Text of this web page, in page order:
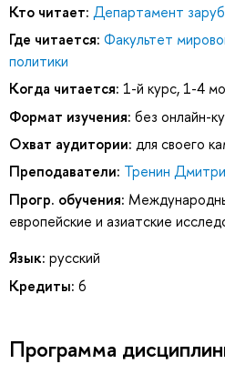
Кто читает: Департамент
Где читается: Факультет
политики
Когда читается: 1-й курс, 1-4
Формат изучения: без онлайн-
Охват аудитории: для своего
Преподаватели: Тренин
Прогр. обучения:
европейские и азиатские
Язык: русский
Кредиты: 6
Программа